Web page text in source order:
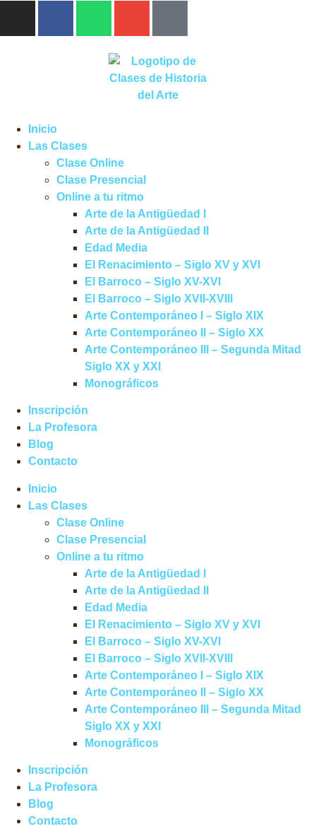
Inicio
Las Clases
Clase Online
Clase Presencial
Online a tu ritmo
Arte de la Antigüedad I
Arte de la Antigüedad II
Edad Media
El Renacimiento – Siglo XV y XVI
El Barroco – Siglo XV-XVI
El Barroco – Siglo XVII-XVIII
Arte Contemporáneo I – Siglo XIX
Arte Contemporáneo II – Siglo XX
Arte Contemporáneo III – Segunda Mitad
Siglo XX y XXI
Monográficos
Inscripción
La Profesora
Blog
Contacto
Inicio
Las Clases
Clase Online
Clase Presencial
Online a tu ritmo
Arte de la Antigüedad I
Arte de la Antigüedad II
Edad Media
El Renacimiento – Siglo XV y XVI
El Barroco – Siglo XV-XVI
El Barroco – Siglo XVII-XVIII
Arte Contemporáneo I – Siglo XIX
Arte Contemporáneo II – Siglo XX
Arte Contemporáneo III – Segunda Mitad
Siglo XX y XXI
Monográficos
Inscripción
La Profesora
Blog
Contacto